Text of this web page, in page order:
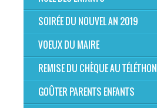
SOIRÉE DU NOUVEL AN 2019
VOEUX DU MAIRE
REMISE DU CHÈQUE AU TÉLÉTHON
GOÛTER PARENTS ENFANTS